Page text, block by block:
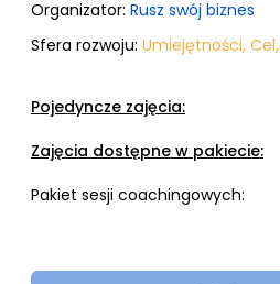
Organizator: Rusz swój biznes
Sfera rozwoju: Umiejętności, Cel,
Pojedyncze zajęcia:
Zajęcia dostępne w pakiecie:
Pakiet sesji coachingowych: